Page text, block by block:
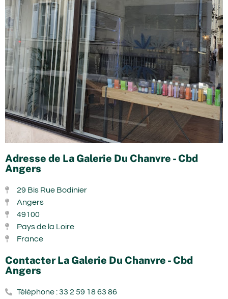
Adresse de La Galerie Du Chanvre - Cbd
Angers
29 Bis Rue Bodinier
Angers
49100
Pays de la Loire
France
Contacter La Galerie Du Chanvre - Cbd
Angers
Téléphone : 33 2 59 18 63 86